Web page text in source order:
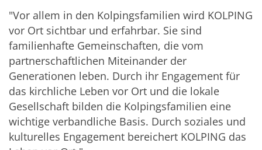
"Vor allem in den Kolpingsfamilien wird KOLPING
vor Ort sichtbar und erfahrbar. Sie sind
familienhafte Gemeinschaften, die vom
partnerschaftlichen Miteinander der
Generationen leben. Durch ihr Engagement für
das kirchliche Leben vor Ort und die lokale
Gesellschaft bilden die Kolpingsfamilien eine
wichtige verbandliche Basis. Durch soziales und
kulturelles Engagement bereichert KOLPING das